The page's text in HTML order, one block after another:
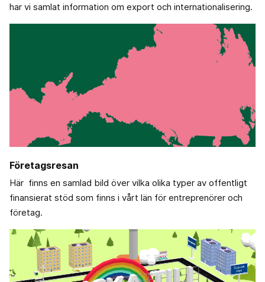
har vi samlat information om export och internationalisering.
Företagsresan
Här finns en samlad bild över vilka olika typer av offentligt
finansierat stöd som finns i vårt län för entreprenörer och
företag.